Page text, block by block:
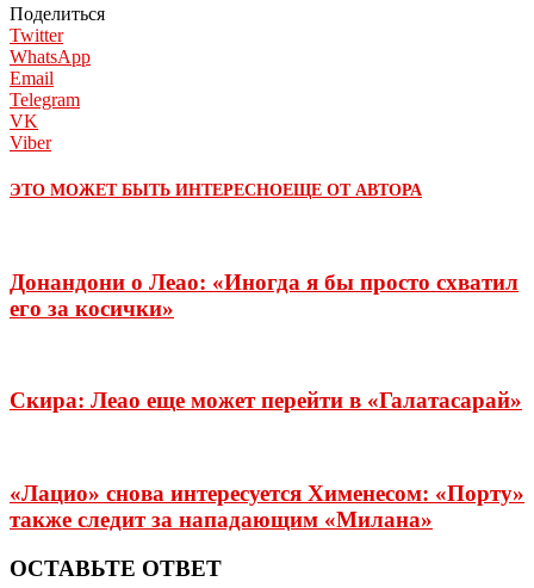
Поделиться
Twitter
WhatsApp
Email
Telegram
VK
Viber
ЭТО МОЖЕТ БЫТЬ ИНТЕРЕСНОЕЩЕ ОТ АВТОРА
Донандони о Леао: «Иногда я бы просто схватил
его за косички»
Скира: Леао еще может перейти в «Галатасарай»
«Лацио» снова интересуется Хименесом: «Порту»
также следит за нападающим «Милана»
ОСТАВЬТЕ ОТВЕТ